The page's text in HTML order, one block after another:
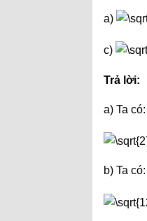
a)
c)
Trả lời:
a) Ta có:
b) Ta có: